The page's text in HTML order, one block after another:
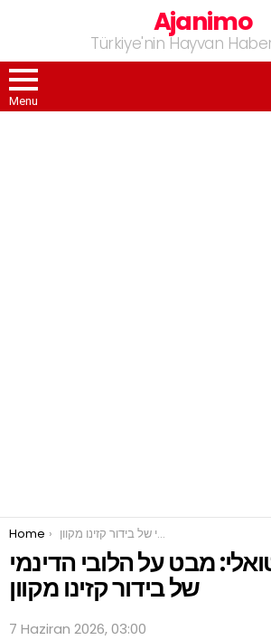
Ajanimo
Türkiye'nin Hayvan
Menu
You are here:
Home המסע הוירטואלי: מבט על הלובי הדינמי של בידור קזינו מקוון
מבט על הלובי הדינמי
של בידור קזינו מקוון
7 Haziran 2026, 03:00